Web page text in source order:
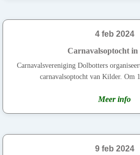
4 feb 2024
Carnavalsoptocht
Carnavalsvereniging Dolbotters
carnavalsoptocht van Kilder. Om
Meer info
9 feb 2024